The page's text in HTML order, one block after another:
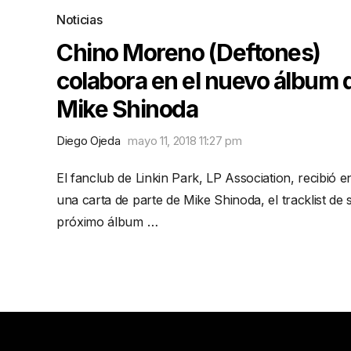
Noticias
Chino Moreno (Deftones)
colabora en el nuevo álbum
Mike Shinoda
Diego Ojeda mayo 11, 2018 11:27 pm
El fanclub de Linkin Park, LP Association, recibió
una carta de parte de Mike Shinoda, el tracklist de
próximo álbum …